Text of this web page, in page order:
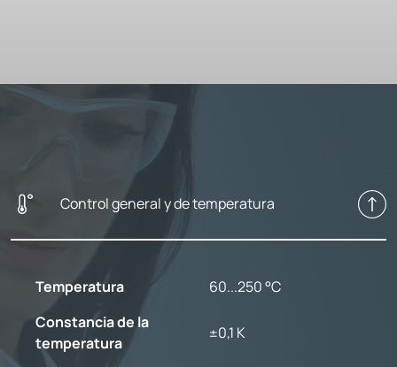
Control general y de temperatura
Temperatura
60...250 °C
Constancia de la
temperatura
±0,1 K